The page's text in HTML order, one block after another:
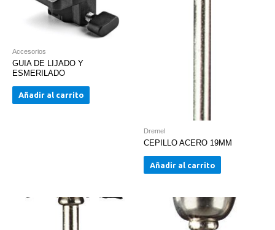
Accesorios
GUIA DE LIJADO Y
ESMERILADO
Añadir al carrito
Dremel
CEPILLO ACERO 19MM
Añadir al carrito